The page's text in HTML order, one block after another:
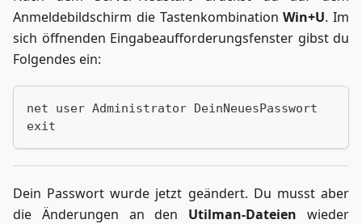
Anmeldebildschirm die TastenkombinationWin+U. Im
sich öffnenden Eingabeaufforderungsfenster gibst du
Folgendes ein:
net user Administrator DeinNeuesPasswort
exit
Dein Passwort wurde jetzt geändert. Du musst aber
die Änderungen an den Utilman-Dateien wieder